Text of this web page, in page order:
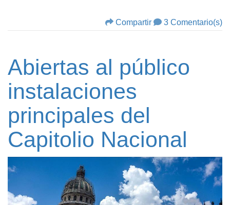
Compartir 3 Comentario(s)
Abiertas al público
instalaciones
principales del
Capitolio Nacional